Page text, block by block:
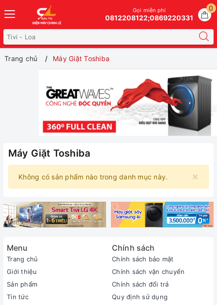
0
Gọi miễn phí
0812208122;0869220331
Trang chủ Máy Giặt Toshiba
Máy Giặt Toshiba
×
Không có sản phẩm nào trong danh mục này.
Menu
Trang chủ
Giới thiệu
Sản phẩm
Tin tức
Chính sách
Chính sách bảo mật
Chính sách vận chuyển
Chính sách đổi trả
Quy định sử dụng